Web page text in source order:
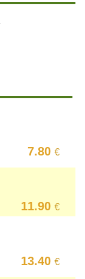
7.80€
11.90€
13.40€